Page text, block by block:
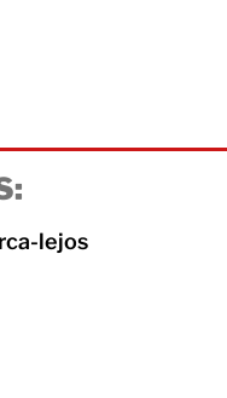
lejos